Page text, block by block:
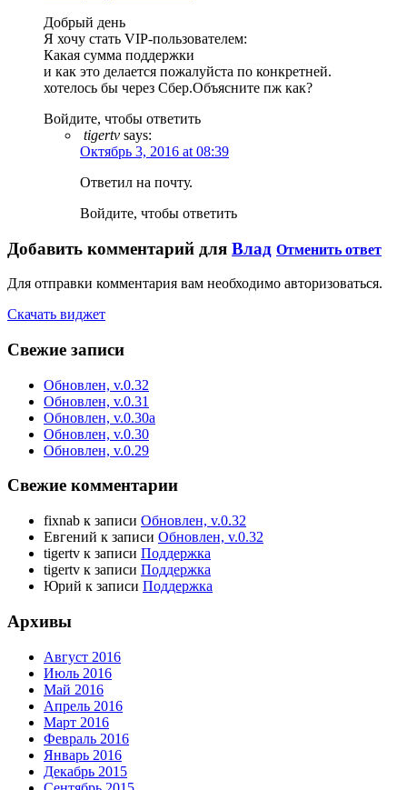
Добрый день
Я хочу стать VIP-пользователем:
Какая сумма поддержки
и как это делается пожалуйста по конкретней.
хотелось бы через Сбер.Объясните пж как?
Войдите, чтобы ответить
tigertv says:
Октябрь 3, 2016 at 08:39
Ответил на почту.
Войдите, чтобы ответить
Добавить комментарий для Влад Отменить ответ
Для отправки комментария вам необходимо авторизоваться.
Скачать виджет
Свежие записи
Обновлен, v.0.32
Обновлен, v.0.31
Обновлен, v.0.30a
Обновлен, v.0.30
Обновлен, v.0.29
Свежие комментарии
fixnab к записи Обновлен, v.0.32
Евгений к записи Обновлен, v.0.32
tigertv к записи Поддержка
tigertv к записи Поддержка
Юрий к записи Поддержка
Архивы
Август 2016
Июль 2016
Май 2016
Апрель 2016
Март 2016
Февраль 2016
Январь 2016
Декабрь 2015